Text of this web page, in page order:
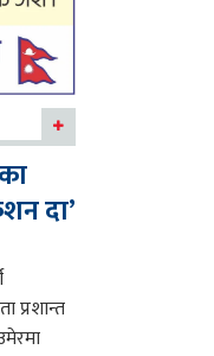
दा’
प्रशान्त